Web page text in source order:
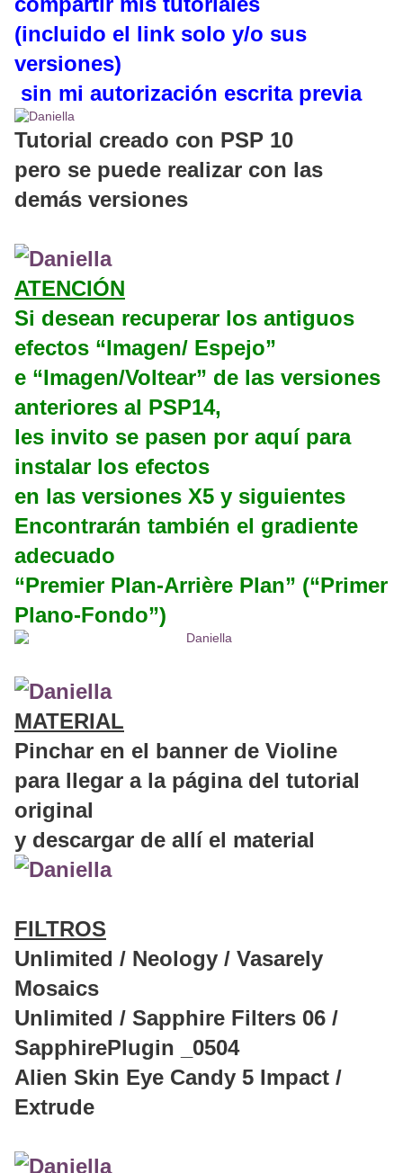
(incluido el link solo y/o sus
versiones)
sin mi autorización escrita previa
Tutorial creado con PSP 10
pero se puede realizar con las
demás versiones
ATENCIÓN
Si desean recuperar los antiguos
efectos “Imagen/ Espejo”
e “Imagen/Voltear” de las versiones
anteriores al PSP14,
les invito se pasen por aquí para
instalar los efectos
en las versiones X5 y siguientes
Encontrarán también el gradiente
adecuado
“Premier Plan-Arrière Plan” (“Primer
Plano-Fondo”)
MATERIAL
Pinchar en el banner de Violine
para llegar a la página del tutorial
original
y descargar de allí el material
FILTROS
Unlimited / Neology / Vasarely
Mosaics
Unlimited / Sapphire Filters 06 /
SapphirePlugin _0504
Alien Skin Eye Candy 5 Impact /
Extrude